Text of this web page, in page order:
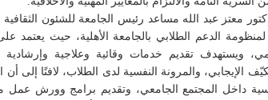
معتز عبد الله مساعد رئيس الجامعة للشئون
لمنظومة الدعم الطلابي بالجامعة الأهلية، حيث يعتمد
ويستهدف تقديم خدمات وقائية وعلاجية
الإيجابي، والمرونة النفسية لدى الطلاب، لافتًا إلى
داخل المجتمع الجامعي، وتقديم برامج وورش عمل